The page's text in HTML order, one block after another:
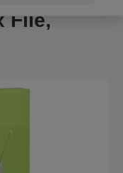
File,